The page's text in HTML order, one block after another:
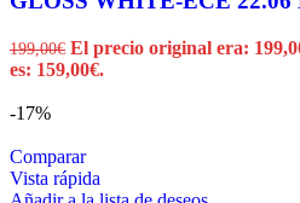
199,00€ El precio original era:
es: 159,00€.
-17%
Comparar
Vista rápida